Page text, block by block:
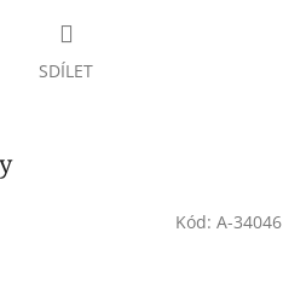
SDÍLET
Kód: A-34046